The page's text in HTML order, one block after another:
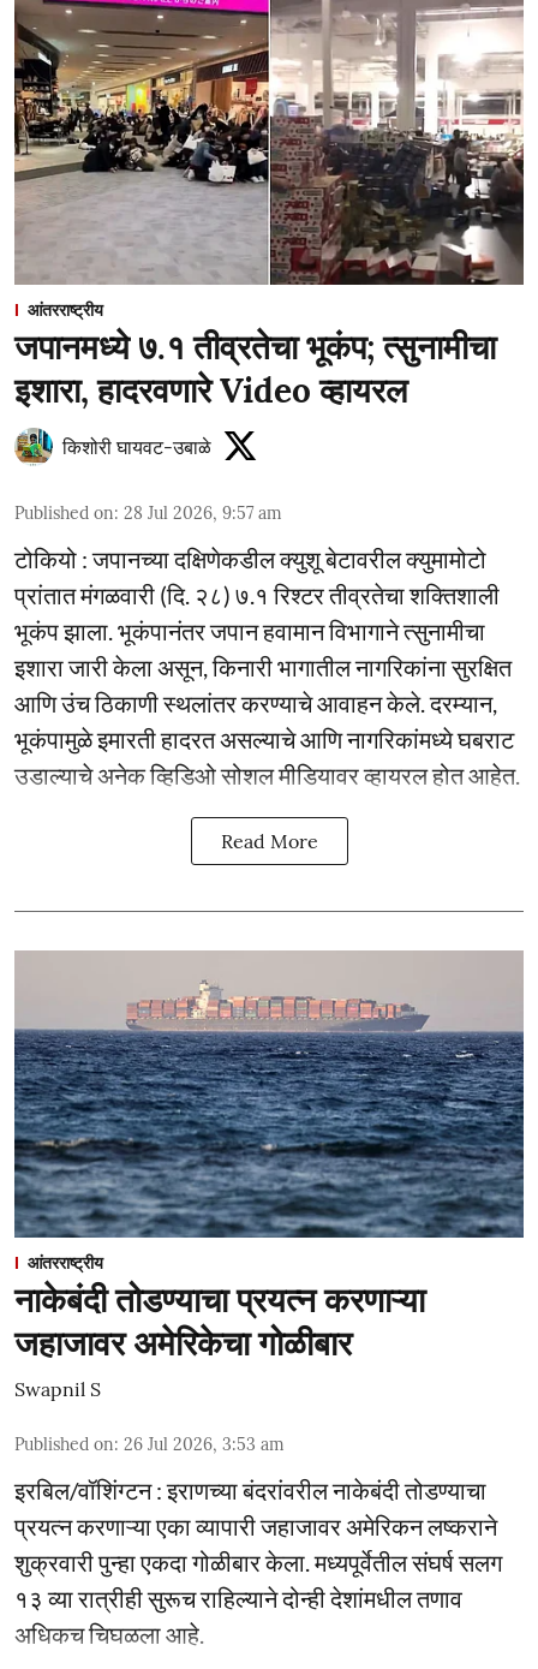
आंतरराष्ट्रीय
जपानमध्ये ७.१ तीव्रतेचा भूकंप; त्सुनामीचा
इशारा, हादरवणारे Video व्हायरल
किशोरी घायवट-उबाळे
Published on: 28 Jul 2026, 9:57 am
टोकियो : जपानच्या दक्षिणेकडील क्युशू बेटावरील क्युमामोटो
प्रांतात मंगळवारी (दि. २८) ७.१ रिश्टर तीव्रतेचा शक्तिशाली
भूकंप झाला. भूकंपानंतर जपान हवामान विभागाने त्सुनामीचा
इशारा जारी केला असून, किनारी भागातील नागरिकांना सुरक्षित
आणि उंच ठिकाणी स्थलांतर करण्याचे आवाहन केले. दरम्यान,
भूकंपामुळे इमारती हादरत असल्याचे आणि नागरिकांमध्ये घबराट
उडाल्याचे अनेक व्हिडिओ सोशल मीडियावर व्हायरल होत आहेत.
Read More
आंतरराष्ट्रीय
नाकेबंदी तोडण्याचा प्रयत्न करणाऱ्या
जहाजावर अमेरिकेचा गोळीबार
Swapnil S
Published on: 26 Jul 2026, 3:53 am
इरबिल/वॉशिंग्टन : इराणच्या बंदरांवरील नाकेबंदी तोडण्याचा
प्रयत्न करणाऱ्या एका व्यापारी जहाजावर अमेरिकन लष्कराने
शुक्रवारी पुन्हा एकदा गोळीबार केला. मध्यपूर्वेतील संघर्ष सलग
१३ व्या रात्रीही सुरूच राहिल्याने दोन्ही देशांमधील तणाव
अधिकच चिघळला आहे.